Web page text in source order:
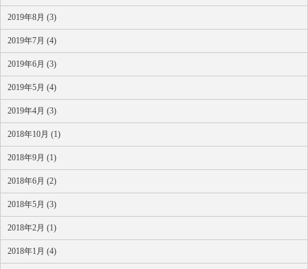
2019年8月 (3)
2019年7月 (4)
2019年6月 (3)
2019年5月 (4)
2019年4月 (3)
2018年10月 (1)
2018年9月 (1)
2018年6月 (2)
2018年5月 (3)
2018年2月 (1)
2018年1月 (4)